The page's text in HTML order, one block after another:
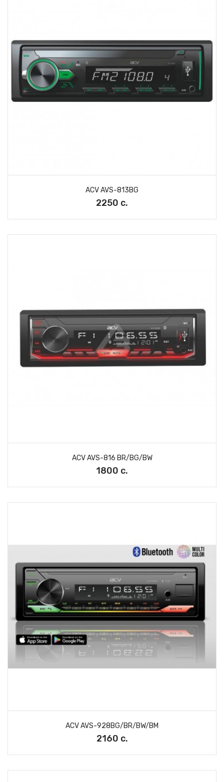
ACV AVS-813BG
2250 с.
ACV AVS-816 BR/BG/BW
1800 с.
ACV AVS-928BG/BR/BW/BM
2160 с.